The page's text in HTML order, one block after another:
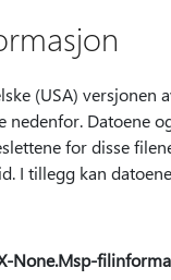
(USA)
nedenfor. Datoene
for disse
I tillegg kan
None.Msp-